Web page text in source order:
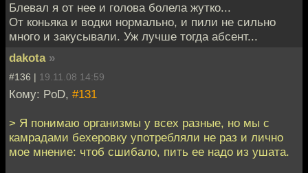
Блевал я от нее и голова болела жутко...
От коньяка и водки нормально, и пили не сильно
много и закусывали. Уж лучше тогда абсент...
dakota »
#136 | 19.11.08 14:59
Кому: PoD, #131
> Я понимаю организмы у всех разные, но мы с
камрадами бехеровку употребляли не раз и лично
мое мнение: чтоб сшибало, пить ее надо из ушата.